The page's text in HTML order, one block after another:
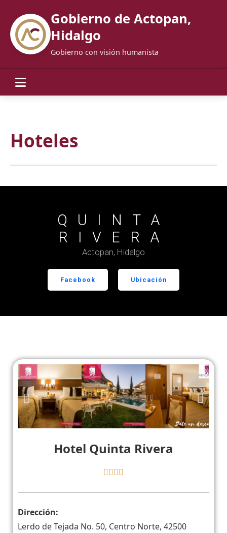
Gobierno de Actopan,
Hidalgo
Gobierno con visión humanista
Hoteles
QUINTA
RIVERA
Actopan, Hidalgo
Facebook Ubicación
Hotel Quinta Rivera
Dirección:
Lerdo de Tejada No. 50, Centro Norte, 42500